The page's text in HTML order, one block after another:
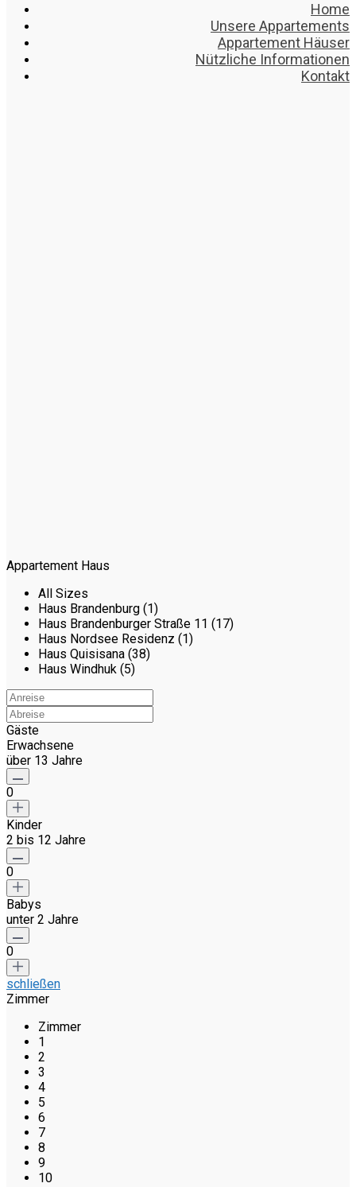
Home
Unsere Appartements
Appartement Häuser
Nützliche Informationen
Kontakt
Appartement Haus
All Sizes
Haus Brandenburg (1)
Haus Brandenburger Straße 11 (17)
Haus Nordsee Residenz (1)
Haus Quisisana (38)
Haus Windhuk (5)
Gäste
Erwachsene
über 13 Jahre
0
Kinder
2 bis 12 Jahre
0
Babys
unter 2 Jahre
0
schließen
Zimmer
Zimmer
1
2
3
4
5
6
7
8
9
10